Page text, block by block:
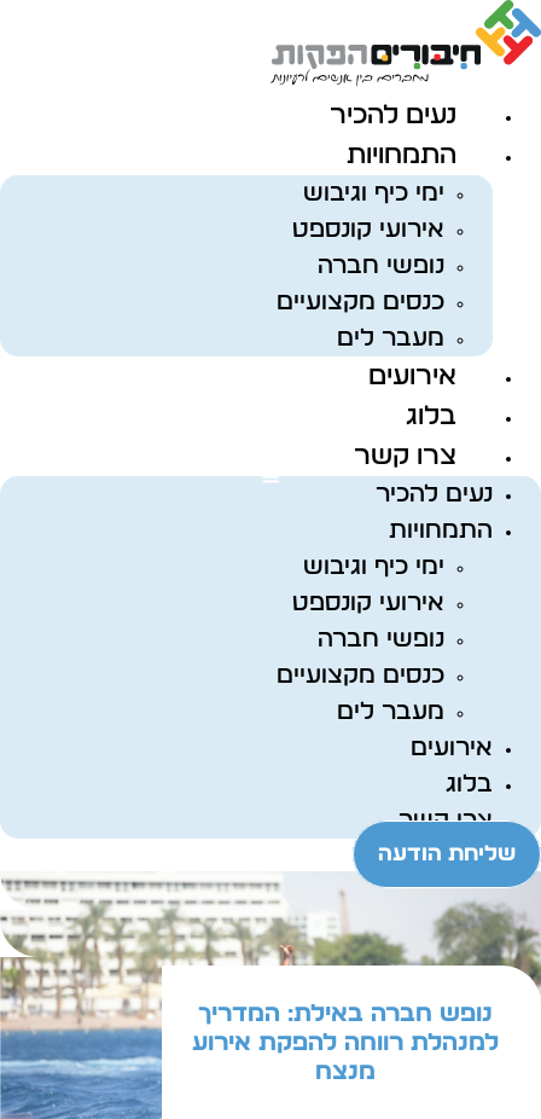
נעים להכיר
התמחויות
ימי כיף וגיבוש
אירועי קונספט
נופשי חברה
כנסים מקצועיים
מעבר לים
אירועים
בלוג
צרו קשר
נעים להכיר
התמחויות
ימי כיף וגיבוש
אירועי קונספט
נופשי חברה
כנסים מקצועיים
מעבר לים
אירועים
בלוג
צרו קשר
שליחת הודעה
נופש חברה באילת: המדריך
למנהלת רווחה להפקת אירוע
מנצח